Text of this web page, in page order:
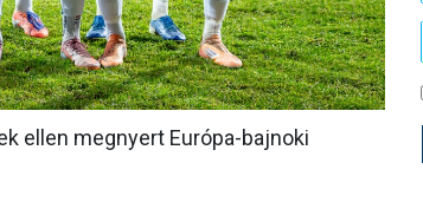
ellen megnyert Európa-bajnoki